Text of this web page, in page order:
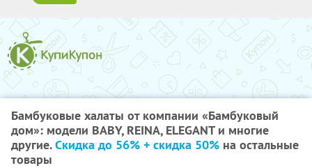
Бамбуковые халаты от компании «Бамбуковый
дом»: модели BABY, REINA, ELEGANT и многие
другие.Скидка до 56% + скидка 50% на остальные
товары